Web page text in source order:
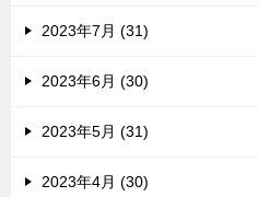
2023年7月 (31)
2023年6月 (30)
2023年5月 (31)
2023年4月 (30)